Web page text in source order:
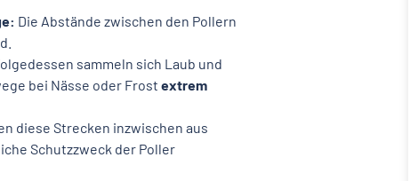
Die Abstände zwischen den Pollern
sammeln sich Laub und
bei Nässe oder Frost extrem
diese Strecken inzwischen aus
Schutzzweck der Poller